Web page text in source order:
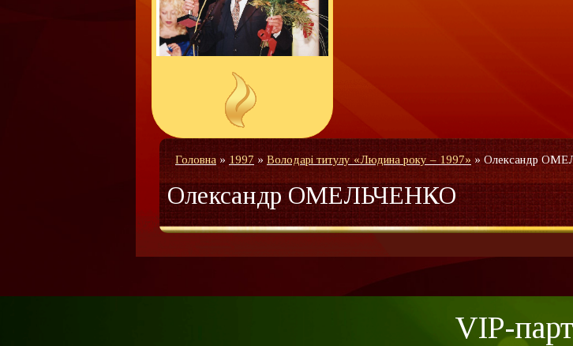
Головна» 1997 » Володарі титулу «Людина року – 1997» » Олександр
Олександр ОМЕЛЬЧЕНКО
VIP-